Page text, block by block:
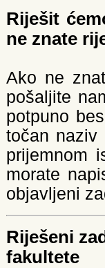
Riješit
ne znate
Ako ne
pošaljite
potpuno
točan
prijemnom
morate
objavljeni
Riješeni
fakultete